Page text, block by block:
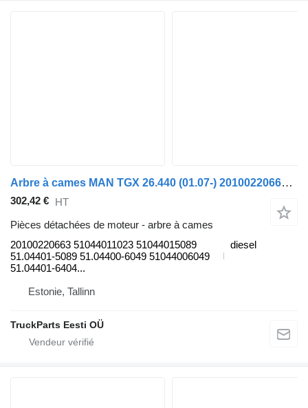
Arbre à cames MAN TGX 26.440 (01.07-) 20100220663 pour tracteur routier MAN TGL, TGM, TGS, TGX (2005-2021)
302,42 € HT
Pièces détachées de moteur - arbre à cames
20100220663 51044011023 51044015089
51.04401-5089 51.04400-6049 51044006049
51.04401-6404...
diesel
Estonie, Tallinn
TruckParts Eesti OÜ